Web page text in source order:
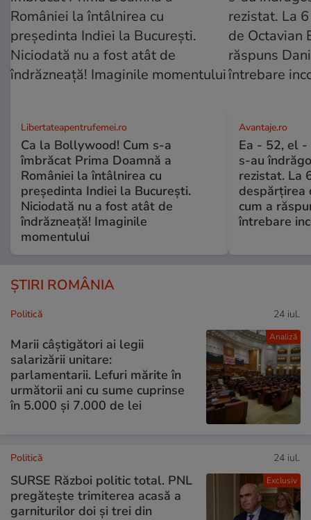
Libertateapentrufemei.ro
Ca la Bollywood! Cum s-a
îmbrăcat Prima Doamnă a
României la întâlnirea cu
președinta Indiei la București.
Niciodată nu a fost atât de
îndrăzneață! Imaginile
momentului
Avantaje.ro
Ea - 52, el -
s-au
rezistat. La
despărțirea
cum a
întrebare
ȘTIRI ROMÂNIA
Analiză
Politică 24 iul.
Marii câștigători ai legii
salarizării unitare:
parlamentarii. Lefuri mărite în
următorii ani cu sume cuprinse
în 5.000 și 7.000 de lei
Exclusiv
Politică 24 iul.
SURSE Război politic total. PNL
pregătește trimiterea acasă a
garniturilor doi și trei din